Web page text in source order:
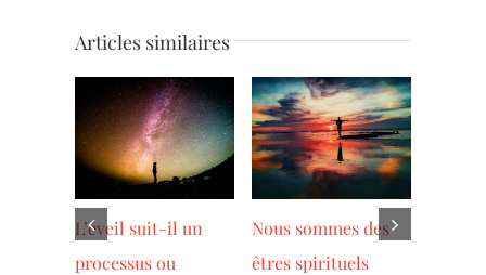
Articles similaires
Nous sommes des
êtres spirituels
Lorsque la neige
tombe,chaque
L’éveil suit-